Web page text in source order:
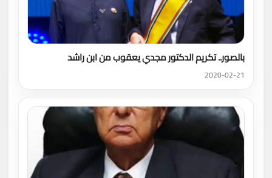
بالصور.. تكريم الدكتور مجدي يعقوب من ابن راشد
2020-02-21